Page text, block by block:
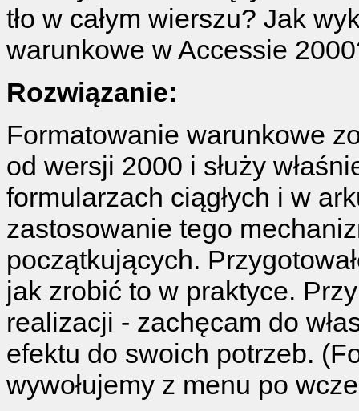
tło w całym wierszu? Jak
warunkowe w Accessie
Rozwiązanie:
Formatowanie warunkowe
od wersji 2000 i służy
formularzach ciągłych i w
zastosowanie tego
początkujących.
jak zrobić to w praktyce.
realizacji - zachęcam do
efektu do swoich potrzeb.
wywołujemy z menu po